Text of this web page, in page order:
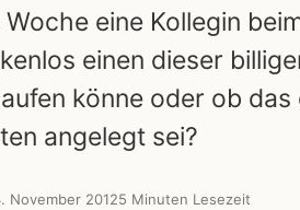
eine Kollegin
einen dieser
könne oder ob
angelegt sei?
November 20125 Minuten Lesezeit